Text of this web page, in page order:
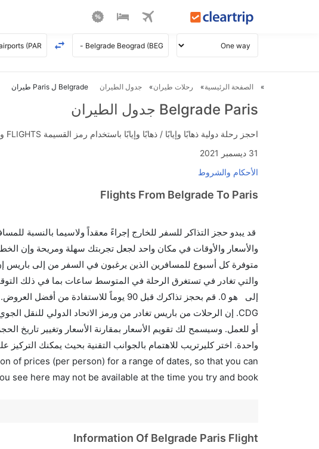
الصفحة الرئيسية رحلات طيران جدول الطيران Belgrade ل Paris طيران
Belgrade Paris جدول الطيران
احجز رحلة دولية ذهابًا وإيابًا / ذهابًا وإيابًا باستخدام رمز القسيمة FLIGHTS واحصل على استرداد نقدي فوري يصل إلى AED 700.
31 ديسمبر 2021
الأحكام والشروط
Flights From Belgrade To Paris
قد يبدو حجز التذاكر للسفر للخارج إجراءً معقداً ولاسيما بالنسبة
متوفرة كل أسبوع للمسافرين الذين يرغبون في السفر من إلى باريس
والتي تغادر في تستغرق الرحلة في المتوسط ساعات بما في ذلك
إلى هو 0. قم بحجز تذاكرك قبل 90 يوماً
واحدة. اختر كليرتريب للاهتمام بالجوانب التقنية بحيث يمكنك
of prices (per person) for a range of dates, so that you can
see here may not be available at the time you try and book.
Information Of Belgrade Paris Flight